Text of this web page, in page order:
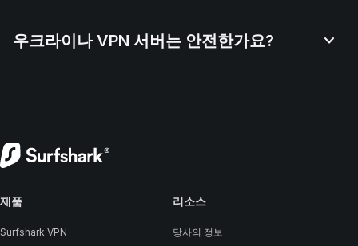
우크라이나 VPN 서버는 안전한가요?
제품
Surfshark VPN
리소스
당사의 정보